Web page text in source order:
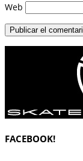
Web
FACEBOOK!